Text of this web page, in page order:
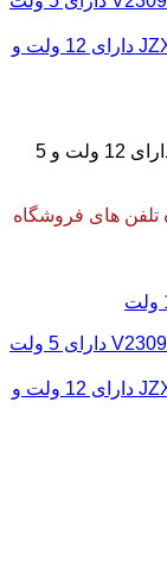
رله شراک PLC مدل V23092-A1012-A301 دارای 12 ولت و 5
های فروشگاه